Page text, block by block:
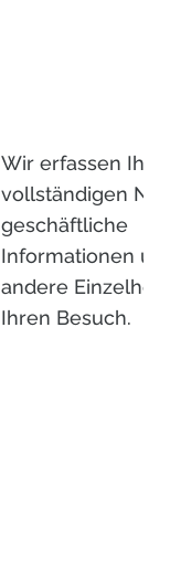
Wir erfassen
vollständigen
geschäftliche
Informationen
andere
Ihren Besuch.